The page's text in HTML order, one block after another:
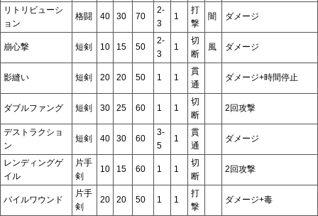
リトリビューシ
ョン
格闘 40 30 70
2-
3
1
打
撃
闇 ダメージ
崩心撃 短剣 10 15 50
2-
3
1
切
断
風 ダメージ
影縫い 短剣 20 20 50 1 1
貫
通
ダメージ+時間停止
ダブルファング 短剣 30 25 60 1 1
切
断
2回攻撃
デストラクショ
ン
短剣 40 30 60
3-
5
1
貫
通
ダメージ
レンディングゲ
イル
片手
剣
10 15 60 1 1
切
断
2回攻撃
バイルワウンド
片手
剣
20 20 50 1 1
打
撃
ダメージ+毒